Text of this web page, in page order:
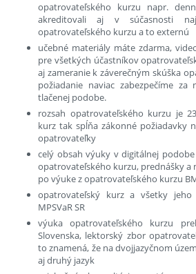
opatrovateľského kurzu napr.
akreditovali aj v súčasnosti
opatrovateľského kurzu a to externú
učebné materiály máte zdarma,
pre všetkých účastníkov
aj zameranie k záverečným skúška
požiadanie naviac zabezpečíme
tlačenej podobe.
rozsah opatrovateľského kurzu je
kurz tak spĺňa zákonné požiadavky
opatrovateľky
celý obsah výuky v digitálnej
opatrovateľského kurzu, prednášky a
po výuke z opatrovateľského kurzu
opatrovateľský kurz a všetky
MPSVaR SR
výuka opatrovateľského kurzu
Slovenska, lektorský zbor
to znamená, že na dvojjazyčnom
aj druhý jazyk